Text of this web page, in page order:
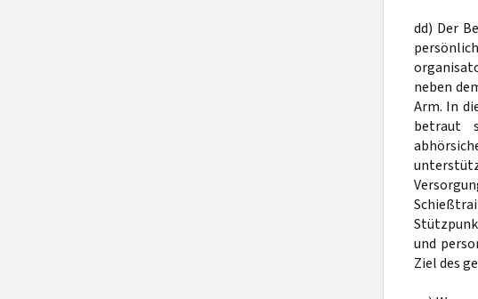
dd) Der
neben
Arm. In
betraut
und
Ziel des